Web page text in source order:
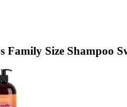
Family Size Shampoo